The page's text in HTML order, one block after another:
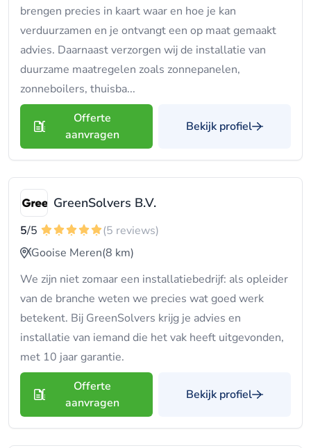
brengen precies in kaart waar en hoe je kan
verduurzamen en je ontvangt een op maat gemaakt
advies. Daarnaast verzorgen wij de installatie van
duurzame maatregelen zoals zonnepanelen,
zonneboilers, thuisba...
Offerte
aanvragen
Bekijk profiel
GreenSolvers B.V.
5/5
(5 reviews)
Gooise Meren(8 km)
We zijn niet zomaar een installatiebedrijf: als opleider
van de branche weten we precies wat goed werk
betekent. Bij GreenSolvers krijg je advies en
installatie van iemand die het vak heeft uitgevonden,
met 10 jaar garantie.
Offerte
aanvragen
Bekijk profiel